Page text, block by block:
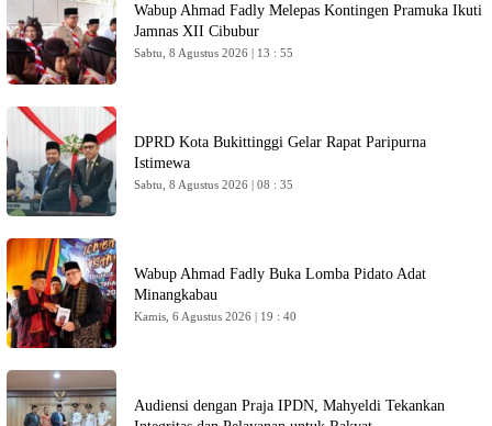
Wabup Ahmad Fadly Melepas Kontingen Pramuka Ikuti
Jamnas XII Cibubur
Sabtu, 8 Agustus 2026 | 13 : 55
DPRD Kota Bukittinggi Gelar Rapat Paripurna
Istimewa
Sabtu, 8 Agustus 2026 | 08 : 35
Wabup Ahmad Fadly Buka Lomba Pidato Adat
Minangkabau
Kamis, 6 Agustus 2026 | 19 : 40
Audiensi dengan Praja IPDN, Mahyeldi Tekankan